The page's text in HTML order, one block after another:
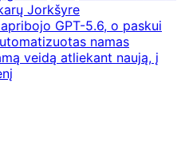
Jorkšyre
GPT-5.6, o paskui
namas
veidą atliekant naują, į